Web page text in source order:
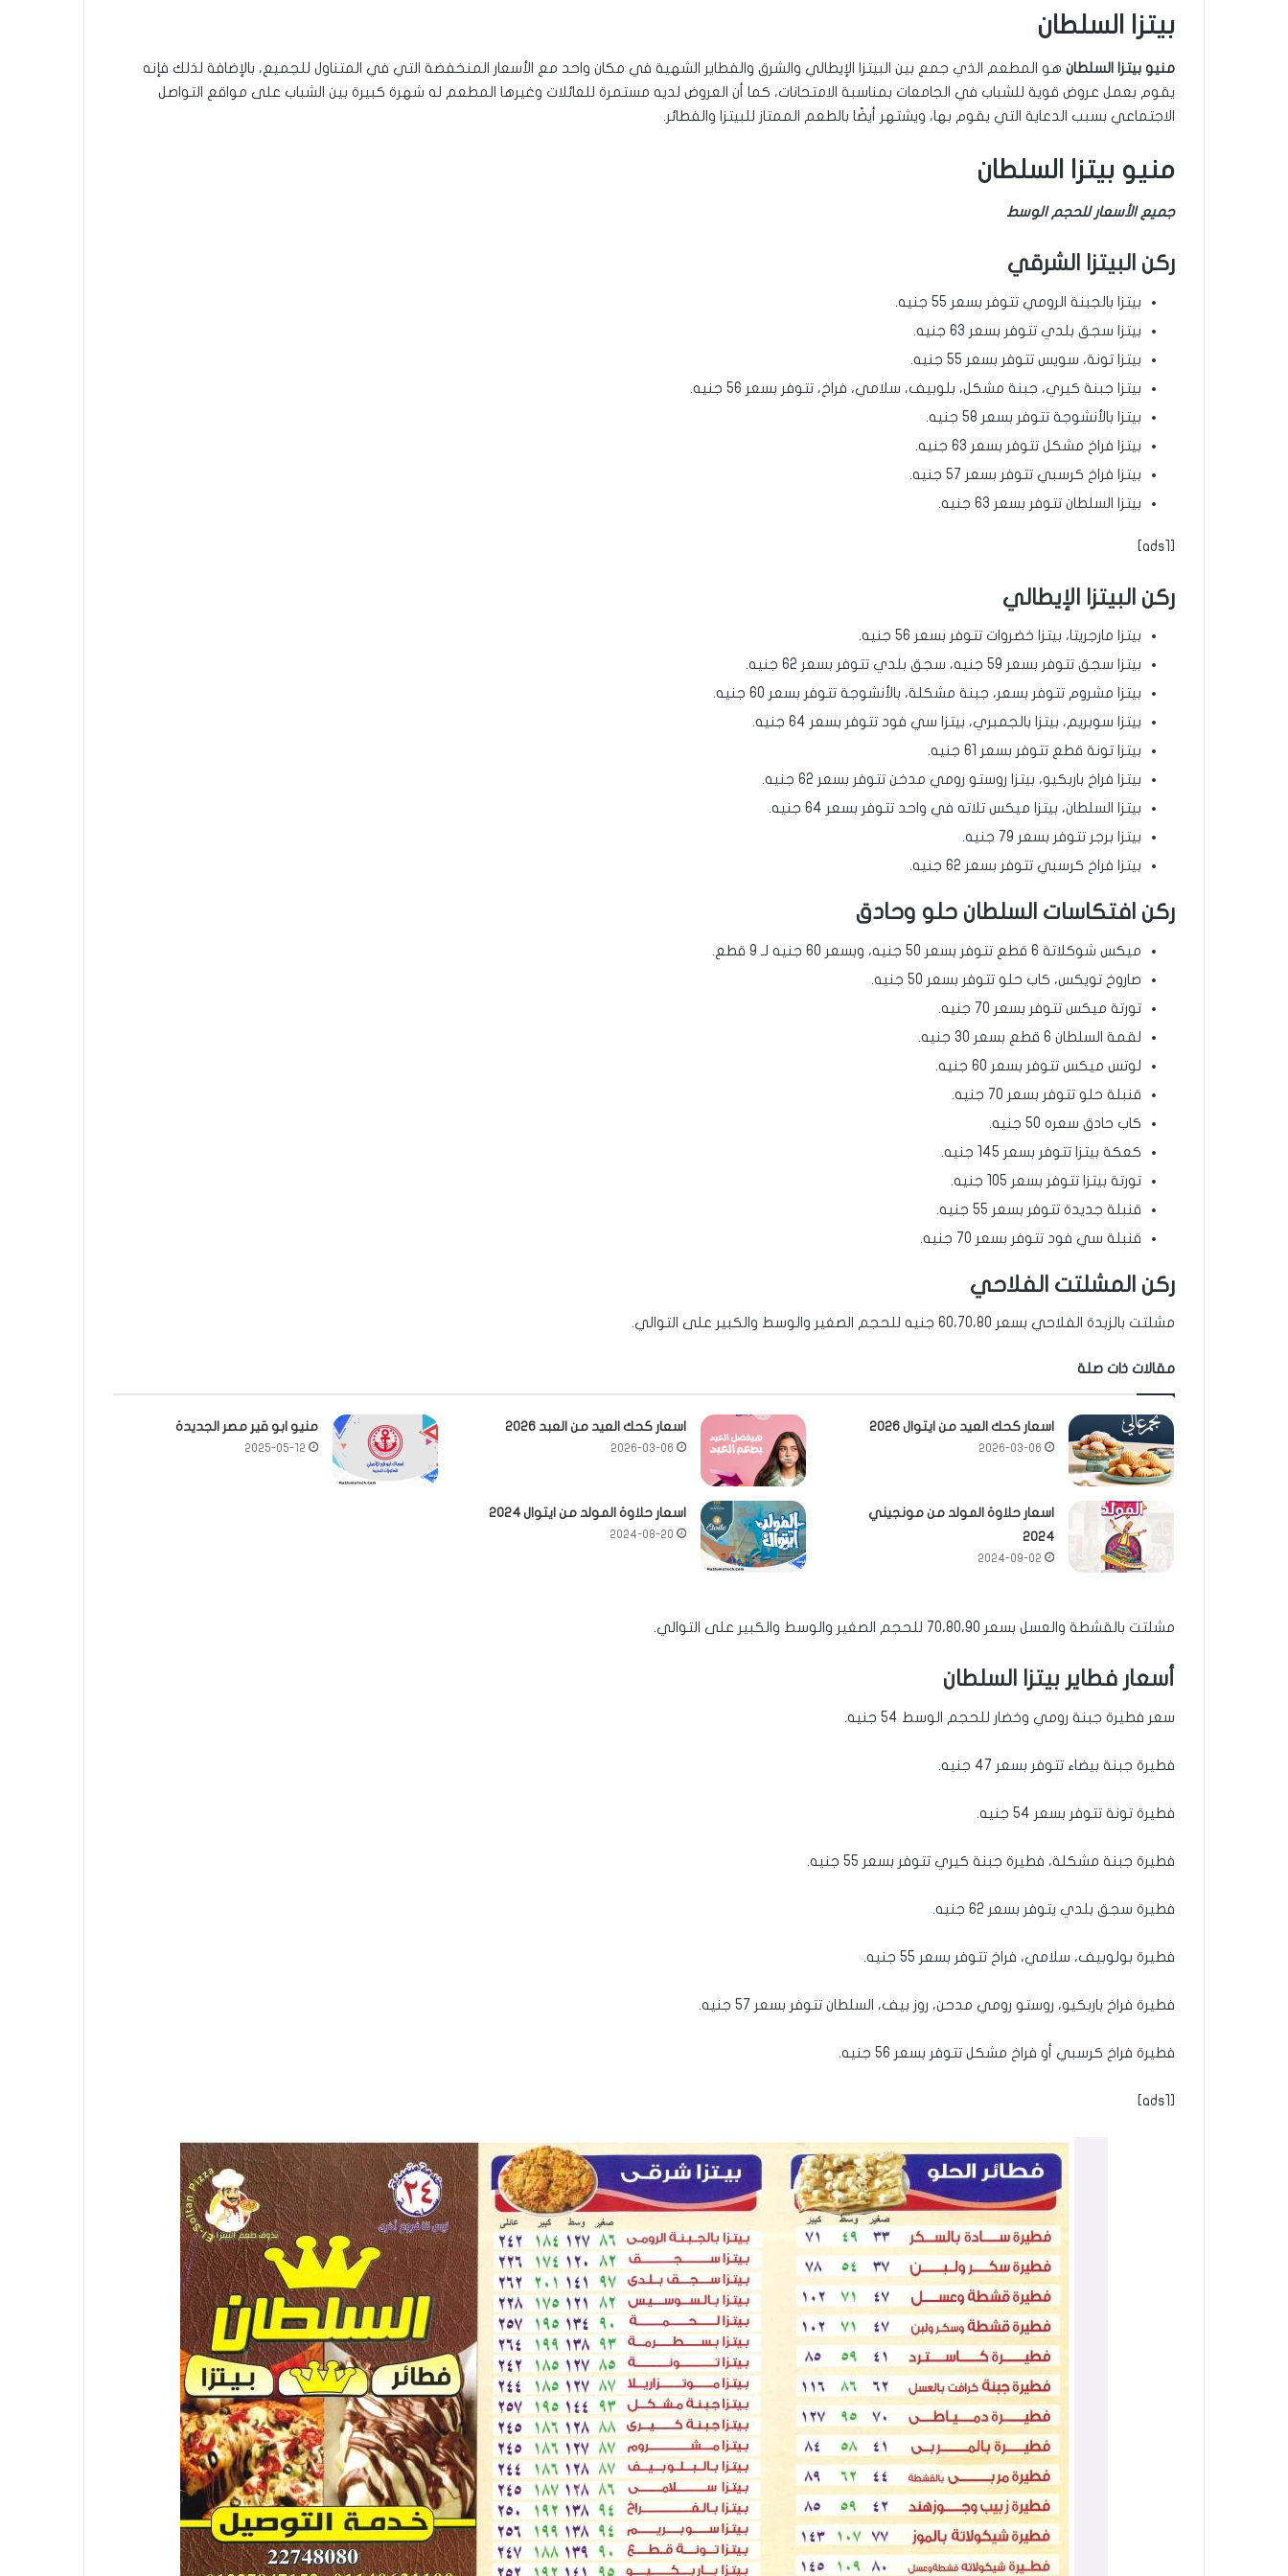
بيتزا السلطان
منيو بيتزا السلطان هو المطعم الذي جمع بين البيتزا الإيطالي والشرق والفطاير الشهية في مكان واحد مع الأسعار المنخفضة التي في المتناول للجميع، بالإضافة لذلك فإنه
يقوم بعمل عروض قوية للشباب في الجامعات بمناسبة الامتحانات، كما أن العروض لديه مستمرة للعائلات وغيرها المطعم له شهرة كبيرة بين الشباب على مواقع التواصل
الاجتماعي بسبب الدعاية التي يقوم بها، ويشتهر أيضًا بالطعم الممتاز للبيتزا والفطائر.
منيو بيتزا السلطان
جميع الأسعار للحجم الوسط
ركن البيتزا الشرقي
بيتزا بالجبنة الرومي تتوفر بسعر 55 جنيه.
بيتزا سجق بلدي تتوفر بسعر 63 جنيه.
بيتزا تونة، سويس تتوفر بسعر 55 جنيه.
بيتزا جبنة كيري، جبنة مشكل، بلوبيف، سلامي، فراخ، تتوفر بسعر 56 جنيه.
بيتزا بالأنشوجة تتوفر بسعر 58 جنيه.
بيتزا فراخ مشكل تتوفر بسعر 63 جنيه.
بيتزا فراخ كرسبي تتوفر بسعر 57 جنيه.
بيتزا السلطان تتوفر بسعر 63 جنيه.
[ads1]
ركن البيتزا الإيطالي
بيتزا مارجريتا، بيتزا خضروات تتوفر بسعر 56 جنيه.
بيتزا سجق تتوفر بسعر 59 جنيه، سجق بلدي تتوفر بسعر 62 جنيه.
بيتزا مشروم تتوفر بسعر، جبنة مشكلة، بالأنشوجة تتوفر بسعر 60 جنيه.
بيتزا سوبريم، بيتزا بالجمبري، بيتزا سي فود تتوفر بسعر 64 جنيه.
بيتزا تونة قطع تتوفر بسعر 61 جنيه.
بيتزا فراخ باربكيو، بيتزا روستو رومي مدخن تتوفر بسعر 62 جنيه.
بيتزا السلطان، بيتزا ميكس تلاته في واحد تتوفر بسعر 64 جنيه.
بيتزا برجر تتوفر بسعر 79 جنيه.
بيتزا فراخ كرسبي تتوفر بسعر 62 جنيه.
ركن افتكاسات السلطان حلو وحادق
ميكس شوكلاتة 6 قطع تتوفر بسعر 50 جنيه، وبسعر 60 جنيه لـ 9 قطع.
صاروخ تويكس، كاب حلو تتوفر بسعر 50 جنيه.
تورتة ميكس تتوفر بسعر 70 جنيه.
لقمة السلطان 6 قطع بسعر 30 جنيه.
لوتس ميكس تتوفر بسعر 60 جنيه.
قنبلة حلو تتوفر بسعر 70 جنيه.
كاب حادق سعره 50 جنيه.
كعكة بيتزا تتوفر بسعر 145 جنيه.
تورتة بيتزا تتوفر بسعر 105 جنيه.
قنبلة جديدة تتوفر بسعر 55 جنيه.
قنبلة سي فود تتوفر بسعر 70 جنيه.
ركن المشلتت الفلاحي
مشلتت بالزبدة الفلاحي بسعر 60،70،80 جنيه للحجم الصغير والوسط والكبير على التوالي.
مقالات ذات صلة
اسعار كحك العيد من ايتوال 2026
2026-03-06
اسعار كحك العيد من العبد 2026
2026-03-06
منيو ابو قير مصر الجديدة
2025-05-12
اسعار حلاوة المولد من مونجيني
2024
2024-09-02
اسعار حلاوة المولد من ايتوال 2024
2024-08-20
مشلتت بالقشطة والعسل بسعر 70،80،90 للحجم الصغير والوسط والكبير على التوالي.
أسعار فطاير بيتزا السلطان
سعر فطيرة جبنة رومي وخضار للحجم الوسط 54 جنيه.
فطيرة جبنة بيضاء تتوفر بسعر 47 جنيه.
فطيرة تونة تتوفر بسعر 54 جنيه.
فطيرة جبنة مشكلة، فطيرة جبنة كيري تتوفر بسعر 55 جنيه.
فطيرة سجق بلدي يتوفر بسعر 62 جنيه.
فطيرة بولوبيف، سلامي، فراخ تتوفر بسعر 55 جنيه.
فطيرة فراخ باربكيو، روستو رومي مدحن، روز بيف، السلطان تتوفر بسعر 57 جنيه.
فطيرة فراخ كرسبي أو فراخ مشكل تتوفر بسعر 56 جنيه.
[ads1]